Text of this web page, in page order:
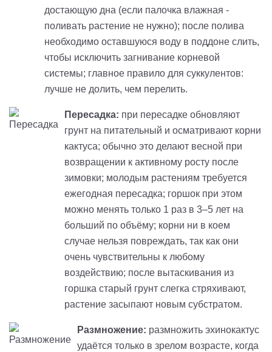
достающую дна (если палочка влажная -
поливать растение не нужно); после полива
необходимо оставшуюся воду в поддоне слить,
чтобы исключить загнивание корневой
системы; главное правило для суккулентов:
лучше не долить, чем перелить.
Пересадка: при пересадке обновляют
грунт на питательный и осматривают корни
кактуса; обычно это делают весной при
возвращении к активному росту после
зимовки; молодым растениям требуется
ежегодная пересадка; горшок при этом
можно менять только 1 раз в 3–5 лет на
больший по объёму; корни ни в коем
случае нельзя повреждать, так как они
очень чувствительны к любому
воздействию; после вытаскивания из
горшка старый грунт слегка стряхивают,
растение засыпают новым субстратом.
Размножение: размножить эхинокактус
удаётся только в зрелом возрасте, когда